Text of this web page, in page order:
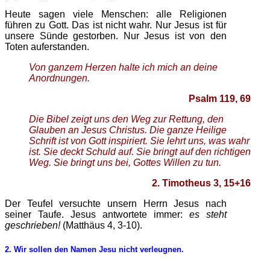
Heute sagen viele Menschen: alle Religionen
führen zu Gott. Das ist nicht wahr. Nur Jesus ist für
unsere Sünde gestorben. Nur Jesus ist von den
Toten auferstanden.
Von ganzem Herzen halte ich mich an deine
Anordnungen.
Psalm 119, 69
Die Bibel zeigt uns den Weg zur Rettung, den
Glauben an Jesus Christus. Die ganze Heilige
Schrift ist von Gott inspiriert. Sie lehrt uns, was wahr
ist. Sie deckt Schuld auf. Sie bringt auf den richtigen
Weg. Sie bringt uns bei, Gottes Willen zu tun.
2. Timotheus 3, 15+16
Der Teufel versuchte unsern Herrn Jesus nach
seiner Taufe. Jesus antwortete immer: es steht
geschrieben!(Matthäus 4, 3-10).
2. Wir sollen den Namen Jesu nicht verleugnen.